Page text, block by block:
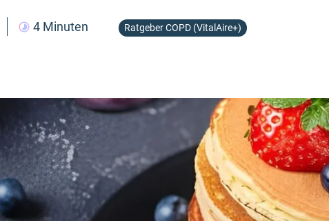
4 Minuten Ratgeber COPD (VitalAire+)